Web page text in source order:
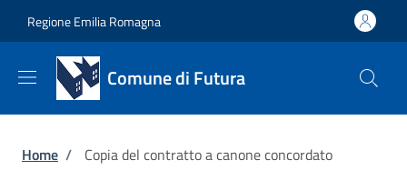
Regione Emilia Romagna
Comune di Futura
Briciole di pane
Home / Copia del contratto a canone concordato